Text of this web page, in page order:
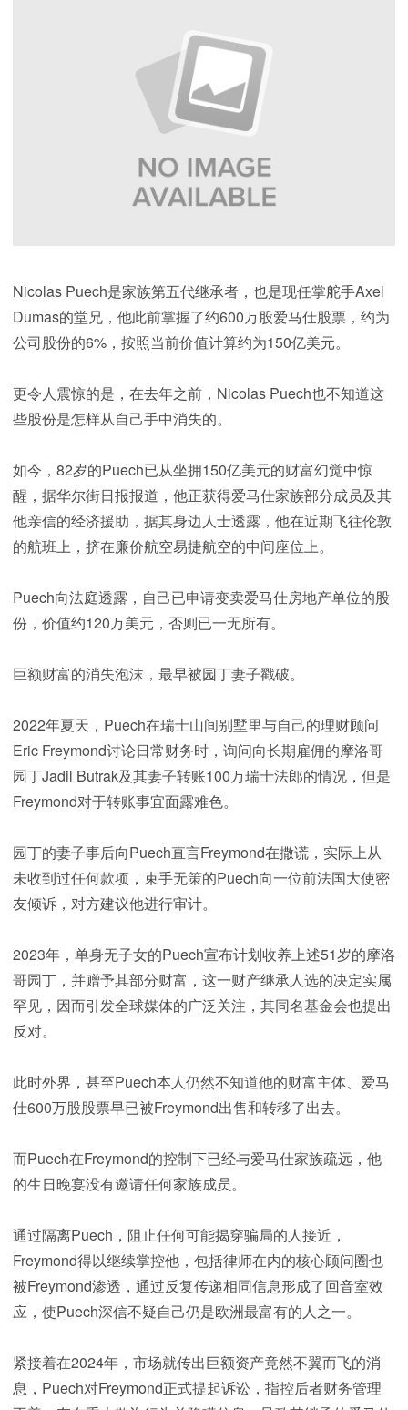
Nicolas Puech是家族第五代继承者，也是现任掌舵手Axel
Dumas的堂兄，他此前掌握了约600万股爱马仕股票，约为
公司股份的6%，按照当前价值计算约为150亿美元。
更令人震惊的是，在去年之前，Nicolas Puech也不知道这
些股份是怎样从自己手中消失的。
如今，82岁的Puech已从坐拥150亿美元的财富幻觉中惊
醒，据华尔街日报报道，他正获得爱马仕家族部分成员及其
他亲信的经济援助，据其身边人士透露，他在近期飞往伦敦
的航班上，挤在廉价航空易捷航空的中间座位上。
Puech向法庭透露，自己已申请变卖爱马仕房地产单位的股
份，价值约120万美元，否则已一无所有。
巨额财富的消失泡沫，最早被园丁妻子戳破。
2022年夏天，Puech在瑞士山间别墅里与自己的理财顾问
Eric Freymond讨论日常财务时，询问向长期雇佣的摩洛哥
园丁Jadil Butrak及其妻子转账100万瑞士法郎的情况，但是
Freymond对于转账事宜面露难色。
园丁的妻子事后向Puech直言Freymond在撒谎，实际上从
未收到过任何款项，束手无策的Puech向一位前法国大使密
友倾诉，对方建议他进行审计。
2023年，单身无子女的Puech宣布计划收养上述51岁的摩洛
哥园丁，并赠予其部分财富，这一财产继承人选的决定实属
罕见，因而引发全球媒体的广泛关注，其同名基金会也提出
反对。
此时外界，甚至Puech本人仍然不知道他的财富主体、爱马
仕600万股股票早已被Freymond出售和转移了出去。
而Puech在Freymond的控制下已经与爱马仕家族疏远，他
的生日晚宴没有邀请任何家族成员。
通过隔离Puech，阻止任何可能揭穿骗局的人接近，
Freymond得以继续掌控他，包括律师在内的核心顾问圈也
被Freymond渗透，通过反复传递相同信息形成了回音室效
应，使Puech深信不疑自己仍是欧洲最富有的人之一。
紧接着在2024年，市场就传出巨额资产竟然不翼而飞的消
息，Puech对Freymond正式提起诉讼，指控后者财务管理